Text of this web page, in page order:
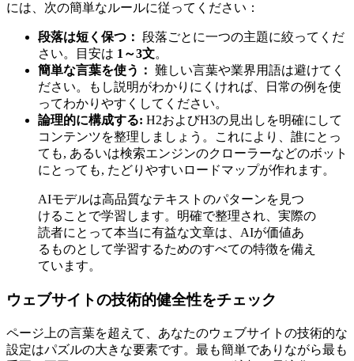
には、次の簡単なルールに従ってください：
段落は短く保つ： 段落ごとに一つの主題に絞ってくだ
さい。目安は 1～3文。
簡単な言葉を使う： 難しい言葉や業界用語は避けてく
ださい。もし説明がわかりにくければ、日常の例を使
ってわかりやすくしてください。
論理的に構成する: H2およびH3の見出しを明確にして
コンテンツを整理しましょう。これにより、誰にとっ
ても, あるいは検索エンジンのクローラーなどのボット
にとっても, たどりやすいロードマップが作れます。
AIモデルは高品質なテキストのパターンを見つ
けることで学習します。明確で整理され、実際の
読者にとって本当に有益な文章は、AIが価値あ
るものとして学習するためのすべての特徴を備え
ています。
ウェブサイトの技術的健全性をチェック
ページ上の言葉を超えて、あなたのウェブサイトの技術的な
設定はパズルの大きな要素です。最も簡単でありながら最も